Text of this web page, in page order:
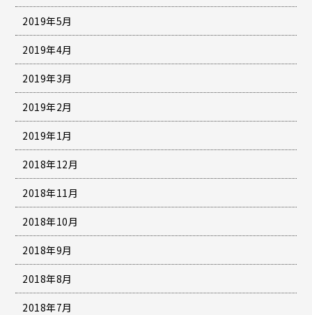
2019年5月
2019年4月
2019年3月
2019年2月
2019年1月
2018年12月
2018年11月
2018年10月
2018年9月
2018年8月
2018年7月